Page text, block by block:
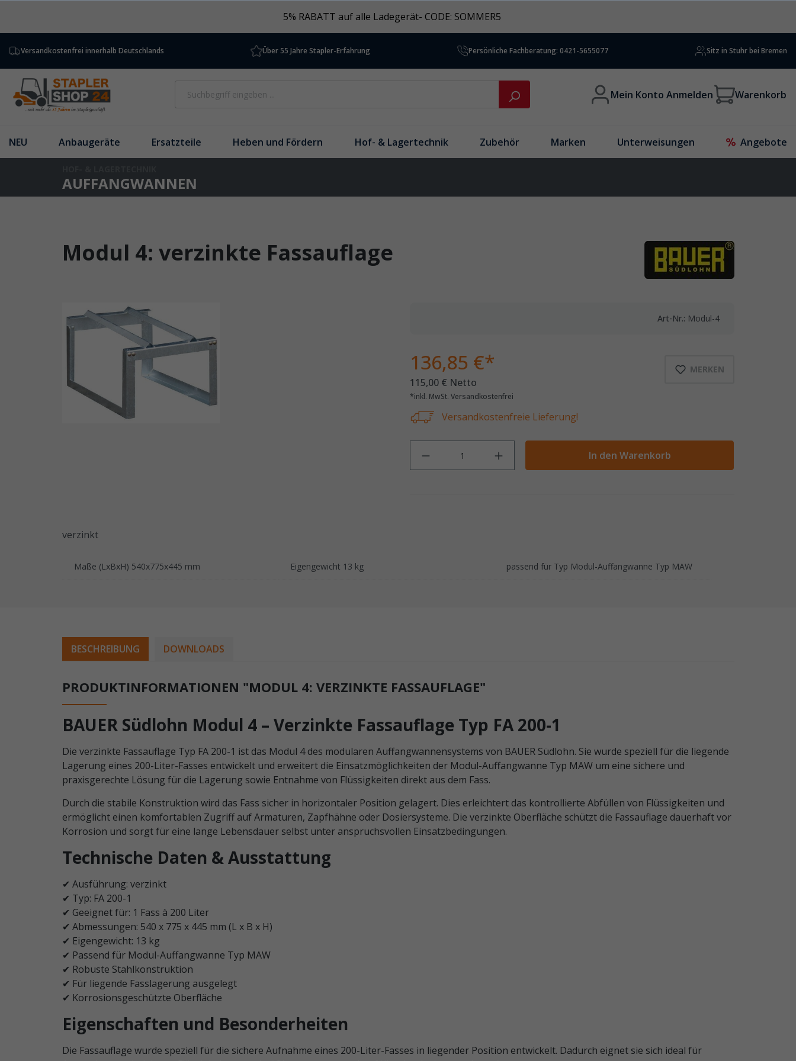
5% RABATT auf alle Ladegerät- CODE: SOMMER5
Versandkostenfrei innerhalb Deutschlands Über 55 Jahre Stapler-Erfahrung Persönliche Fachberatung: 0421-5655077 Sitz in Stuhr bei Bremen
Mein Konto Anmelden Warenkorb
NEU Anbaugeräte Ersatzteile Heben und Fördern Hof- & Lagertechnik Zubehör Marken Unterweisungen Angebote
AUFFANGWANNEN
Modul 4: verzinkte Fassauflage
Art-Nr.: Modul-4
MERKEN
136,85 €*
115,00 € Netto
*inkl. MwSt. Versandkostenfrei
Versandkostenfreie Lieferung!
In den Warenkorb
verzinkt
Maße (LxBxH) 540x775x445 mm Eigengewicht 13 kg passend für Typ Modul-Auffangwanne Typ MAW
BESCHREIBUNG DOWNLOADS
PRODUKTINFORMATIONEN "MODUL 4: VERZINKTE FASSAUFLAGE"
BAUER Südlohn Modul 4 – Verzinkte Fassauflage Typ FA 200-1
Die verzinkte Fassauflage Typ FA 200-1 ist das Modul 4 des modularen Auffangwannensystems von BAUER Südlohn. Sie wurde speziell für die liegende
Lagerung eines 200-Liter-Fasses entwickelt und erweitert die Einsatzmöglichkeiten der Modul-Auffangwanne Typ MAW um eine sichere und
praxisgerechte Lösung für die Lagerung sowie Entnahme von Flüssigkeiten direkt aus dem Fass.
Durch die stabile Konstruktion wird das Fass sicher in horizontaler Position gelagert. Dies erleichtert das kontrollierte Abfüllen von Flüssigkeiten und
ermöglicht einen komfortablen Zugriff auf Armaturen, Zapfhähne oder Dosiersysteme. Die verzinkte Oberfläche schützt die Fassauflage dauerhaft vor
Korrosion und sorgt für eine lange Lebensdauer selbst unter anspruchsvollen Einsatzbedingungen.
Technische Daten & Ausstattung
✔ Ausführung: verzinkt
✔ Typ: FA 200-1
✔ Geeignet für: 1 Fass à 200 Liter
✔ Abmessungen: 540 x 775 x 445 mm (L x B x H)
✔ Eigengewicht: 13 kg
✔ Passend für Modul-Auffangwanne Typ MAW
✔ Robuste Stahlkonstruktion
✔ Für liegende Fasslagerung ausgelegt
✔ Korrosionsgeschützte Oberfläche
Eigenschaften und Besonderheiten
Die Fassauflage wurde speziell für die sichere Aufnahme eines 200-Liter-Fasses in liegender Position entwickelt. Dadurch eignet sie sich ideal für